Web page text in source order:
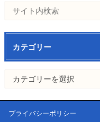
カテゴリー
プライバシーポリシー